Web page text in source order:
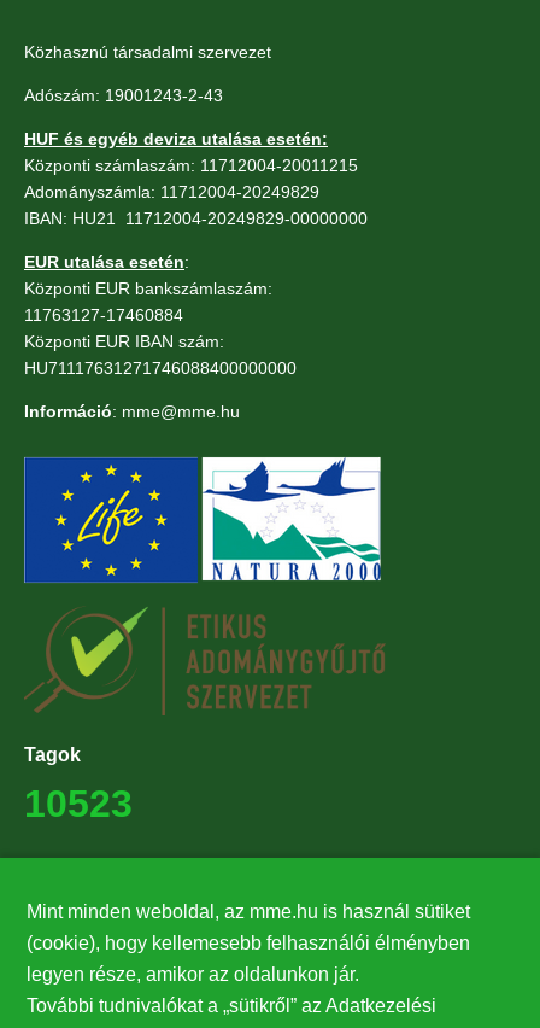
Közhasznú társadalmi szervezet
Adószám: 19001243-2-43
HUF és egyéb deviza utalása esetén:
Központi számlaszám: 11712004-20011215
Adományszámla: 11712004-20249829
IBAN: HU21 11712004-20249829-00000000
EUR utalása esetén:
Központi EUR bankszámlaszám:
11763127-17460884
Központi EUR IBAN szám:
HU71117631271746088400000000
Információ: mme@mme.hu
Tagok
10523
27224
Hírlevél feliratkozás
Mint minden weboldal, az mme.hu is használ sütiket
(cookie), hogy kellemesebb felhasználói élményben
legyen része, amikor az oldalunkon jár.
További tudnivalókat a „sütikről” az Adatkezelési